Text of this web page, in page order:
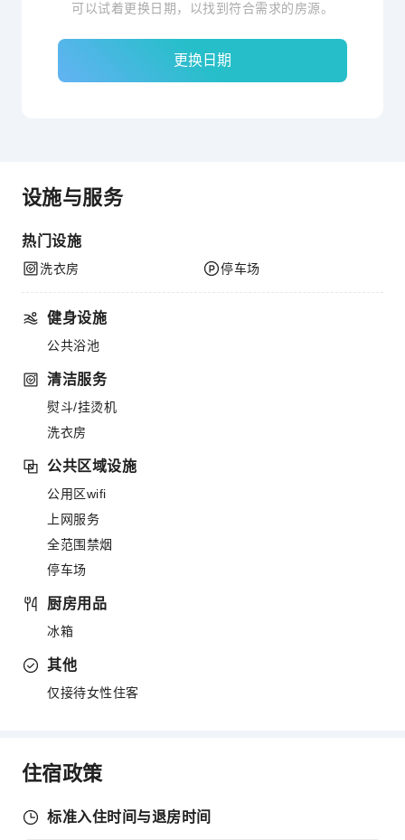
可以试着更换日期，以找到符合需求的房源。
更换日期
设施与服务
热门设施
洗衣房 停车场
健身设施
公共浴池
清洁服务
熨斗/挂烫机
洗衣房
公共区域设施
公用区wifi
上网服务
全范围禁烟
停车场
厨房用品
冰箱
其他
仅接待女性住客
住宿政策
标准入住时间与退房时间